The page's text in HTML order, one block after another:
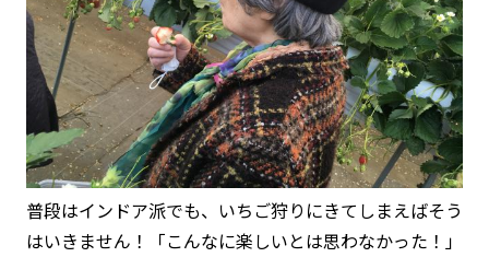
普段はインドア派でも、いちご狩りにきてしまえばそう
はいきません！「こんなに楽しいとは思わなかった！」